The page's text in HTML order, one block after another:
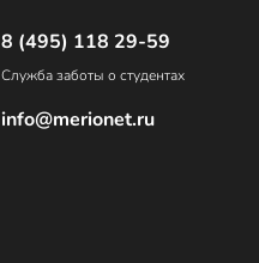
8 (495) 118 29-59
Служба заботы о студентах
info@merionet.ru